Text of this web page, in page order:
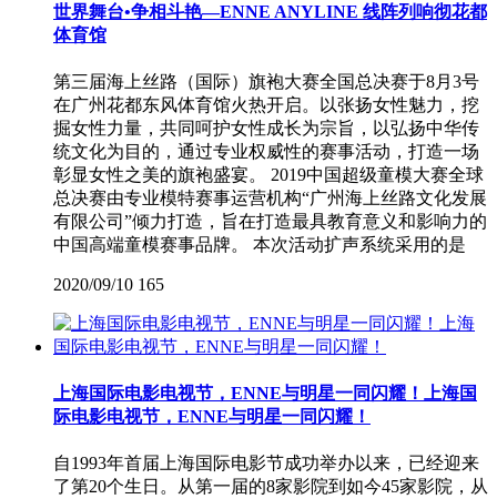
世界舞台•争相斗艳—ENNE ANYLINE 线阵列响彻花都
体育馆
第三届海上丝路（国际）旗袍大赛全国总决赛于8月3号
在广州花都东风体育馆火热开启。以张扬女性魅力，挖
掘女性力量，共同呵护女性成长为宗旨，以弘扬中华传
统文化为目的，通过专业权威性的赛事活动，打造一场
彰显女性之美的旗袍盛宴。 2019中国超级童模大赛全球
总决赛由专业模特赛事运营机构“广州海上丝路文化发展
有限公司”倾力打造，旨在打造最具教育意义和影响力的
中国高端童模赛事品牌。 本次活动扩声系统采用的是
2020/09/10 165
上海国际电影电视节，ENNE与明星一同闪耀！上海国
际电影电视节，ENNE与明星一同闪耀！
自1993年首届上海国际电影节成功举办以来，已经迎来
了第20个生日。从第一届的8家影院到如今45家影院，从